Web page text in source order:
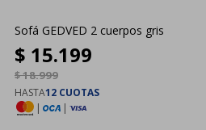
Sofá GEDVED 2 cuerpos gris
$ 15.199
$18.999
HASTA12 CUOTAS
|
|